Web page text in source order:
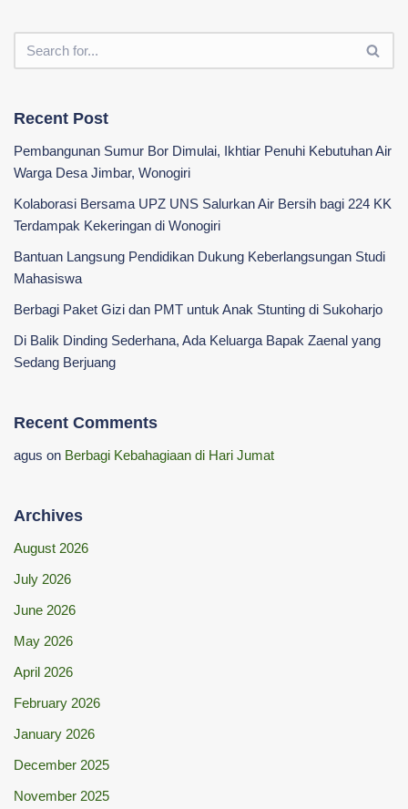
Recent Post
Pembangunan Sumur Bor Dimulai, Ikhtiar Penuhi Kebutuhan Air
Warga Desa Jimbar, Wonogiri
Kolaborasi Bersama UPZ UNS Salurkan Air Bersih bagi 224 KK
Terdampak Kekeringan di Wonogiri
‎Bantuan Langsung Pendidikan Dukung Keberlangsungan Studi
Mahasiswa ‎
Berbagi Paket Gizi dan PMT untuk Anak Stunting di Sukoharjo
Di Balik Dinding Sederhana, Ada Keluarga Bapak Zaenal yang
Sedang Berjuang
Recent Comments
agus on Berbagi Kebahagiaan di Hari Jumat
Archives
August 2026
July 2026
June 2026
May 2026
April 2026
February 2026
January 2026
December 2025
November 2025